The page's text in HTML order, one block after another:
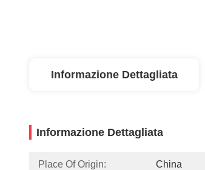
Informazione Dettagliata
Informazione Dettagliata
Place Of Origin: China